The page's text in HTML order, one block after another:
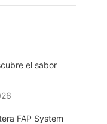
el sabor
FAP System